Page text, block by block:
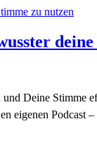
Deine Stimme
eigenen Podcast –